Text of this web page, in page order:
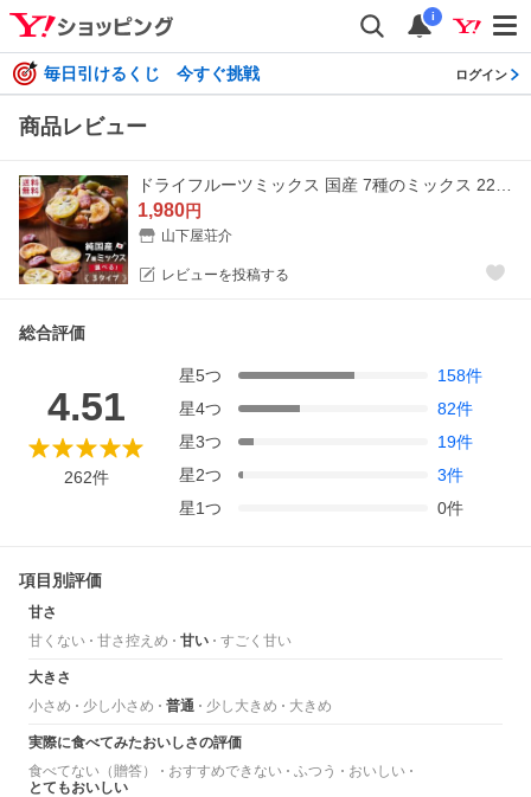
i
毎日引けるくじ 今すぐ挑戦 ログイン
商品レビュー
1,980円
山下屋荘介
レビューを投稿する
総合評価
4.51
262件
星5つ 158件
星4つ 82件
星3つ 19件
星2つ 3件
星1つ 0件
項目別評価
甘さ
甘くない
甘さ控えめ 甘い すごく甘い
大きさ
小さめ
少し小さめ 普通 少し大きめ 大きめ
実際に食べてみたおいしさの評価
食べてない（贈答）
おすすめできない ふつう
おいしい
とてもおいしい